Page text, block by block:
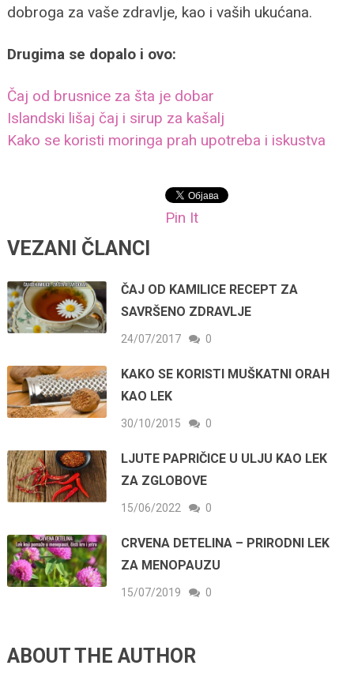
dobroga za vaše zdravlje, kao i vaših ukućana.
Drugima se dopalo i ovo:
Čaj od brusnice za šta je dobar
Islandski lišaj čaj i sirup za kašalj
Kako se koristi moringa prah upotreba i iskustva
Pin It
VEZANI ČLANCI
ČAJ OD KAMILICE RECEPT ZA
SAVRŠENO ZDRAVLJE
24/07/2017 0
KAKO SE KORISTI MUŠKATNI ORAH
KAO LEK
30/10/2015 0
LJUTE PAPRIČICE U ULJU KAO LEK
ZA ZGLOBOVE
15/06/2022 0
CRVENA DETELINA – PRIRODNI LEK
ZA MENOPAUZU
15/07/2019 0
ABOUT THE AUTHOR